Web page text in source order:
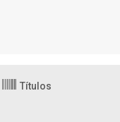
Títulos